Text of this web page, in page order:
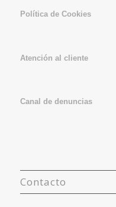
Política de Cookies
Atención al cliente
Canal de denuncias
Contacto